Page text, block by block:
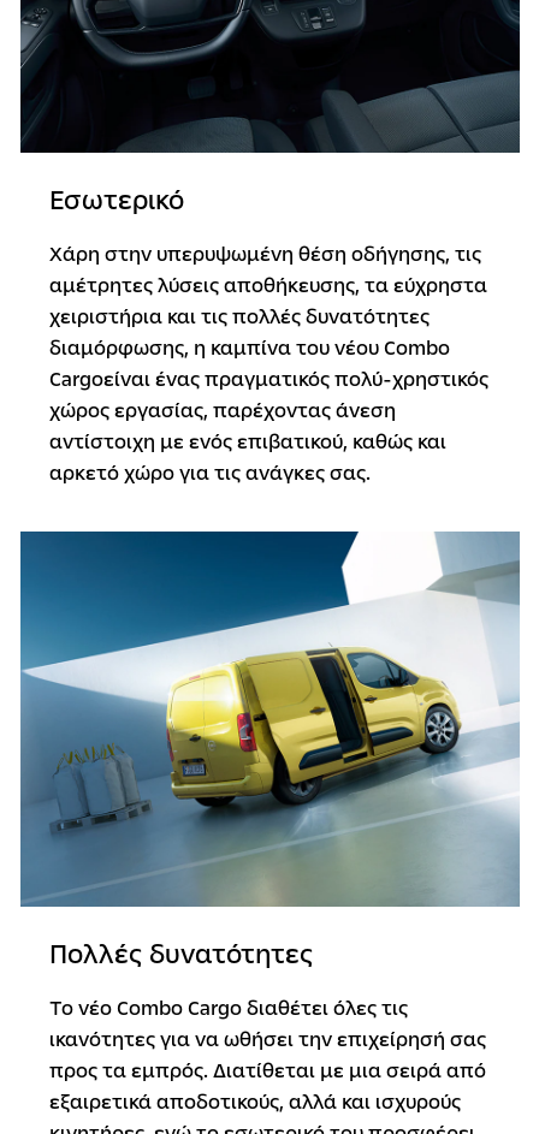
Εσωτερικό
Χάρη στην υπερυψωμένη θέση οδήγησης, τις
αμέτρητες λύσεις αποθήκευσης, τα εύχρηστα
χειριστήρια και τις πολλές δυνατότητες
διαμόρφωσης, η καμπίνα του νέου Combo
Cargoείναι ένας πραγματικός πολύ-χρηστικός
χώρος εργασίας, παρέχοντας άνεση
αντίστοιχη με ενός επιβατικού, καθώς και
αρκετό χώρο για τις ανάγκες σας.
Πολλές δυνατότητες
Το νέο Combo Cargo διαθέτει όλες τις
ικανότητες για να ωθήσει την επιχείρησή σας
προς τα εμπρός. Διατίθεται με μια σειρά από
εξαιρετικά αποδοτικούς, αλλά και ισχυρούς